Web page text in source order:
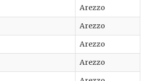
Arezzo
Arezzo
Arezzo
Arezzo